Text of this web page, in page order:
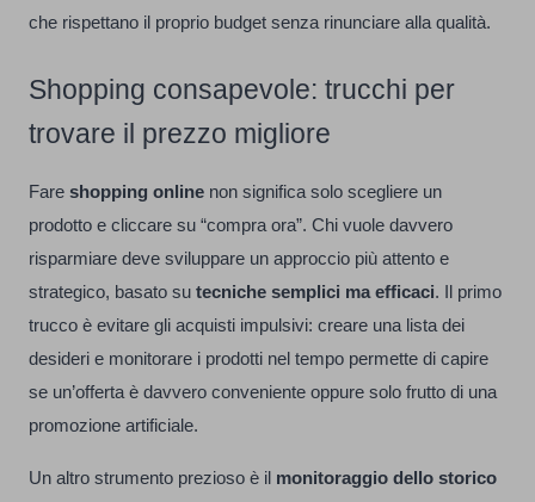
che rispettano il proprio budget senza rinunciare alla qualità.
Shopping consapevole: trucchi per
trovare il prezzo migliore
Fare shopping online non significa solo scegliere un
prodotto e cliccare su “compra ora”. Chi vuole davvero
risparmiare deve sviluppare un approccio più attento e
strategico, basato su tecniche semplici ma efficaci. Il primo
trucco è evitare gli acquisti impulsivi: creare una lista dei
desideri e monitorare i prodotti nel tempo permette di capire
se un’offerta è davvero conveniente oppure solo frutto di una
promozione artificiale.
Un altro strumento prezioso è il monitoraggio dello storico